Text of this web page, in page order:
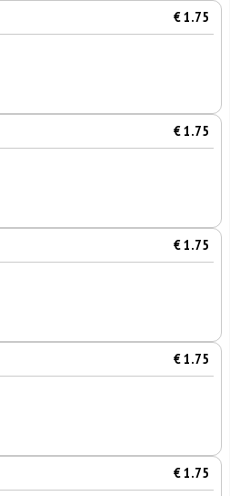
€ 1.75
€ 1.75
€ 1.75
€ 1.75
€ 1.75